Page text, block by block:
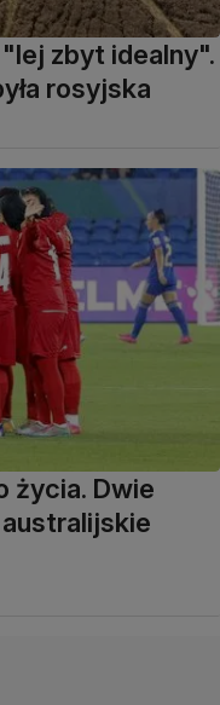
zbyt idealny".
rosyjska
życia. Dwie
australijskie